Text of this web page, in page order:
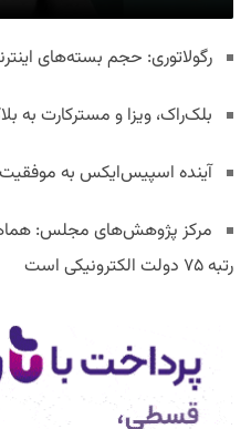
رگولاتوری: حجم بسته‌های
بلک‌راک، ویزا و مسترکارت به
آینده اسپیس‌ایکس به
مرکز پژوهش‌های مجلس:
رتبه ۷۵ دولت الکترونیکی است